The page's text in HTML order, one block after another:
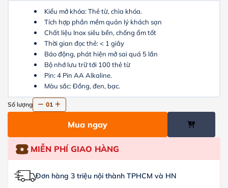
Kiểu mở khóa: Thẻ từ, chìa khóa.
Tích hợp phần mềm quản lý khách sạn
Chất liệu Inox siêu bền, chống ẩm tốt
Thời gian đọc thẻ: < 1 giây
Báo động, phát hiện mở sai quá 5 lần
Bộ nhớ lưu trữ tới 100 thẻ từ
Pin: 4 Pin AA Alkaline.
Màu sắc: Đồng, đen, bạc.
Số lượng 01
Mua ngay
MIỄN PHÍ GIAO HÀNG
Đơn hàng 3 triệu nội thành TPHCM và HN